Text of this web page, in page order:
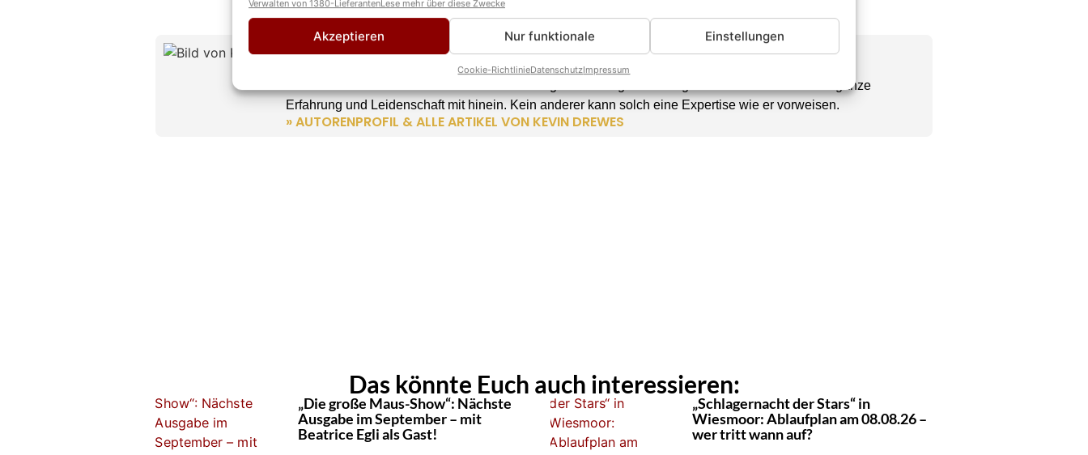
Verwalten von 1380-LieferantenLese mehr über diese Zwecke
Akzeptieren Nur funktionale Einstellungen
Cookie-RichtlinieDatenschutzImpressum
Kevin Drewes
Kevin Drewes ist seit über 10 Jahren im Schlager unterwegs und bringt als Chefredakteur seine ganze
Erfahrung und Leidenschaft mit hinein. Kein anderer kann solch eine Expertise wie er vorweisen.
» AUTORENPROFIL & ALLE ARTIKEL VON KEVIN DREWES
Das könnte Euch auch interessieren:
„Die große Maus-Show“: Nächste
Ausgabe im September – mit
Beatrice Egli als Gast!
„Schlagernacht der Stars“ in
Wiesmoor: Ablaufplan am 08.08.26 –
wer tritt wann auf?